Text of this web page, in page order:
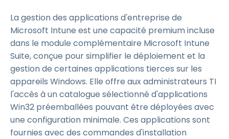
La gestion des applications d'entreprise de
Microsoft Intune est une capacité premium incluse
dans le module complémentaire Microsoft Intune
Suite, conçue pour simplifier le déploiement et la
gestion de certaines applications tierces sur les
appareils Windows. Elle offre aux administrateurs TI
l'accès à un catalogue sélectionné d'applications
Win32 préemballées pouvant être déployées avec
une configuration minimale. Ces applications sont
fournies avec des commandes d'installation